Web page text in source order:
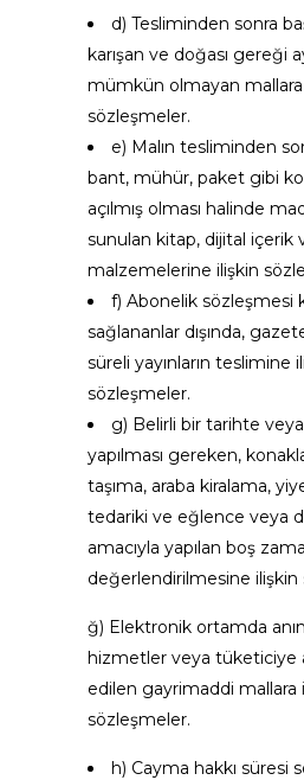
d) Tesliminden sonra
karışan ve doğası gereği
mümkün olmayan mallara
sözleşmeler.
e) Malın tesliminden
bant, mühür, paket gibi
açılmış olması halinde
sunulan kitap, dijital içerik
malzemelerine ilişkin
f) Abonelik sözleşmesi
sağlananlar dışında,
süreli yayınların teslimine
sözleşmeler.
g) Belirli bir tarihte
yapılması gereken,
taşıma, araba kiralama,
tedariki ve eğlence veya
amacıyla yapılan boş
değerlendirilmesine ilişkin
ğ) Elektronik ortamda
hizmetler veya tüketiciye
edilen gayrimaddi mallara
sözleşmeler.
h) Cayma hakkı süresi